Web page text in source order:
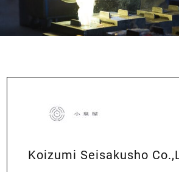
Actualités
Koizumi Seisakusho